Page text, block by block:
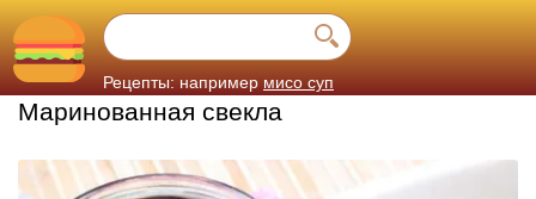
Рецепты: например мисо суп
Маринованная свекла